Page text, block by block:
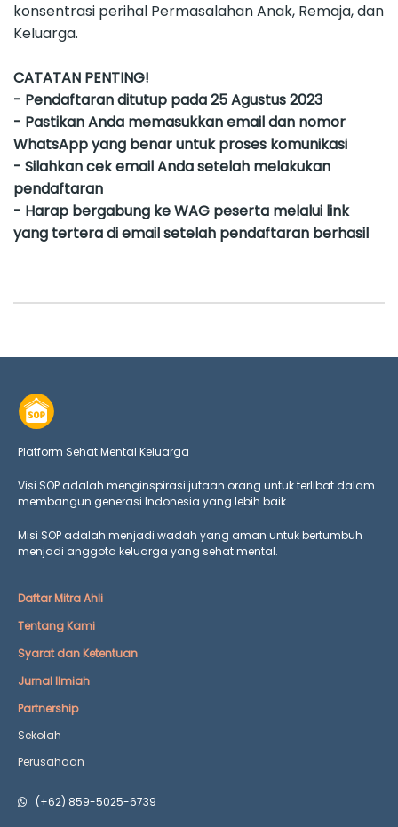
konsentrasi perihal Permasalahan Anak, Remaja, dan
Keluarga.
CATATAN PENTING!
- Pendaftaran ditutup pada 25 Agustus 2023
- Pastikan Anda memasukkan email dan nomor
WhatsApp yang benar untuk proses komunikasi
- Silahkan cek email Anda setelah melakukan
pendaftaran
- Harap bergabung ke WAG peserta melalui link
yang tertera di email setelah pendaftaran berhasil
Platform Sehat Mental Keluarga
Visi SOP adalah menginspirasi jutaan orang untuk terlibat dalam
membangun generasi Indonesia yang lebih baik.
Misi SOP adalah menjadi wadah yang aman untuk bertumbuh
menjadi anggota keluarga yang sehat mental.
Daftar Mitra Ahli
Tentang Kami
Syarat dan Ketentuan
Jurnal Ilmiah
Partnership
Sekolah
Perusahaan
(+62) 859-5025-6739